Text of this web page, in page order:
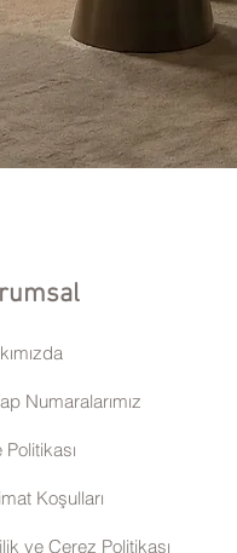
Numaralarımız
Politikası
Koşulları
ve Çerez Politikası